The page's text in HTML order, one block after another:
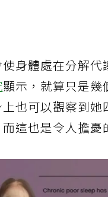
身體處在分解
顯示，就算只是
也可以觀察到
這也是令人擔憂